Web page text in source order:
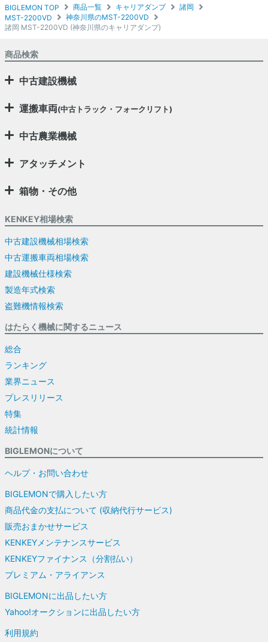
BIGLEMON TOP 商品一覧 キャリアダンプ
諸岡
MST-2200VD
神奈川県のMST-2200VD
諸岡 MST-2200VD (神奈川県のキャリアダンプ)
商品検索
中古建設機械
運搬車両(中古トラック・フォークリフト)
中古農業機械
アタッチメント
箱物・その他
KENKEY相場検索
中古建設機械相場検索
中古運搬車両相場検索
建設機械仕様検索
製造年式検索
盗難機情報検索
はたらく機械に関するニュース
総合
ランキング
業界ニュース
プレスリリース
特集
統計情報
BIGLEMONについて
ヘルプ・お問い合わせ
BIGLEMONで購入したい方
商品代金の支払について (収納代行サービス)
販売おまかせサービス
KENKEYメンテナンスサービス
KENKEYファイナンス（分割払い）
プレミアム・アライアンス
BIGLEMONに出品したい方
Yahoo!オークションに出品したい方
利用規約